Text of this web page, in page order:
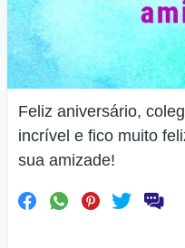
Feliz aniversário,
incrível e fico muito
sua amizade!